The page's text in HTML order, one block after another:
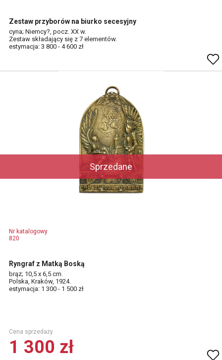
Zestaw przyborów na biurko secesyjny
cyna; Niemcy?, pocz. XX w.
Zestaw składający się z 7 elementów.
estymacja: 3 800 - 4 600 zł
Sprzedane
Nr katalogowy
820
Ryngraf z Matką Boską
brąz; 10,5 x 6,5 cm.
Polska, Kraków, 1924.
estymacja: 1 300 - 1 500 zł
Cena sprzedaży
1 300 zł